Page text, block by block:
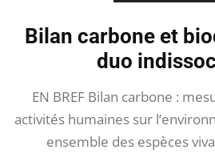
Bilan carbone et
duo
EN BREF Bilan carbone :
activités humaines sur
ensemble des espèces